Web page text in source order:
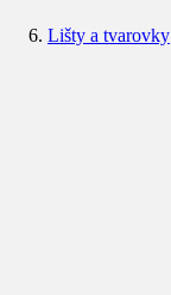
Lišty a tvarovky